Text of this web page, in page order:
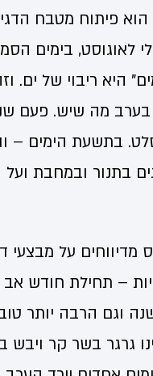
פיתוח מטבח
לאוגוסט, בימים
היא ריבוי של ים.
בערב מה שיש. פעם
בתשעת הימים –
בתנור ובמחבת
מדיווחים על
– תחילת חודש
וגם הרבה יותר
גרגר בשר קר